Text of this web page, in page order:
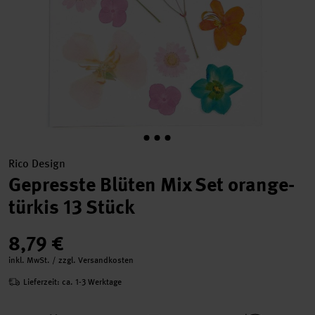
Rico Design
Gepresste Blüten Mix Set orange-
türkis 13 Stück
8,79 €
inkl. MwSt. / zzgl. Versandkosten
Lieferzeit: ca. 1-3 Werktage